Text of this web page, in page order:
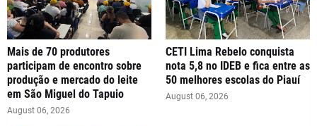
Mais de 70 produtores
participam de encontro sobre
produção e mercado do leite
em São Miguel do Tapuio
August 06, 2026
CETI Lima Rebelo conquista
nota 5,8 no IDEB e fica entre as
50 melhores escolas do Piauí
August 06, 2026